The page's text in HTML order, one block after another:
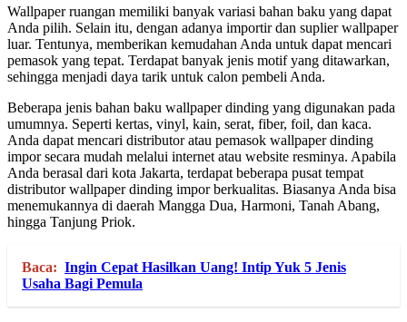
Wallpaper ruangan memiliki banyak variasi bahan baku yang dapat
Anda pilih. Selain itu, dengan adanya importir dan suplier wallpaper
luar. Tentunya, memberikan kemudahan Anda untuk dapat mencari
pemasok yang tepat. Terdapat banyak jenis motif yang ditawarkan,
sehingga menjadi daya tarik untuk calon pembeli Anda.
Beberapa jenis bahan baku wallpaper dinding yang digunakan pada
umumnya. Seperti kertas, vinyl, kain, serat, fiber, foil, dan kaca.
Anda dapat mencari distributor atau pemasok wallpaper dinding
impor secara mudah melalui internet atau website resminya. Apabila
Anda berasal dari kota Jakarta, terdapat beberapa pusat tempat
distributor wallpaper dinding impor berkualitas. Biasanya Anda bisa
menemukannya di daerah Mangga Dua, Harmoni, Tanah Abang,
hingga Tanjung Priok.
Baca: Ingin Cepat Hasilkan Uang! Intip Yuk 5 Jenis
Usaha Bagi Pemula